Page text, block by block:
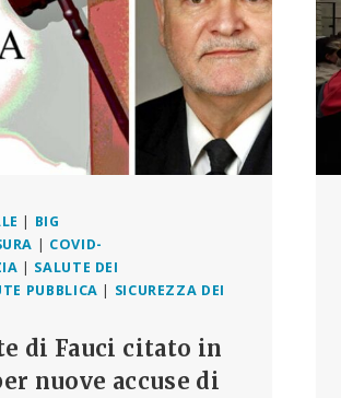
| BIG
| COVID-
| SALUTE DEI
PUBBLICA | SICUREZZA DEI
di Fauci citato in
nuove accuse di